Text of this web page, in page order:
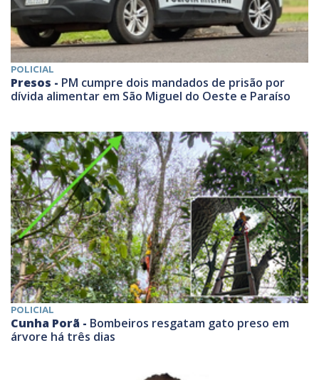
POLICIAL
Presos - PM cumpre dois mandados de prisão por
dívida alimentar em São Miguel do Oeste e Paraíso
POLICIAL
Cunha Porã - Bombeiros resgatam gato preso em
árvore há três dias